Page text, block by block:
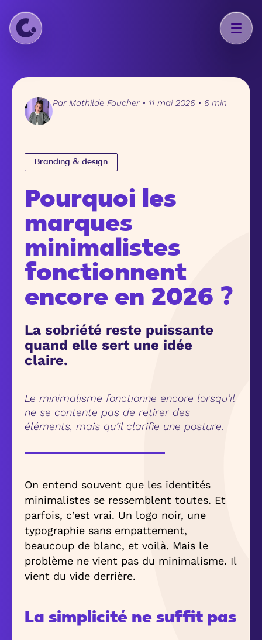
Par Mathilde Foucher• 11 mai 2026• 6 min
Branding & design
Pourquoi les
marques
minimalistes
fonctionnent
encore en 2026 ?
La sobriété reste puissante
quand elle sert une idée
claire.
Le minimalisme fonctionne encore lorsqu’il
ne se contente pas de retirer des
éléments, mais qu’il clarifie une posture.
On entend souvent que les identités
minimalistes se ressemblent toutes. Et
parfois, c’est vrai. Un logo noir, une
typographie sans empattement,
beaucoup de blanc, et voilà. Mais le
problème ne vient pas du minimalisme. Il
vient du vide derrière.
La simplicité ne suffit pas